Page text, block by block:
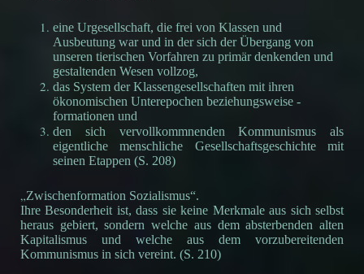
eine Urgesellschaft, die frei von Klassen und
Ausbeutung war und in der sich der Übergang von
unseren tierischen Vorfahren zu primär denkenden und
gestaltenden Wesen vollzog,
das System der Klassengesellschaften mit ihren
ökonomischen Unterepochen beziehungsweise -
formationen und
den sich vervollkommnenden Kommunismus als
eigentliche menschliche Gesellschaftsgeschichte mit
seinen Etappen (S. 208)
„Zwischenformation Sozialismus“.
Ihre Besonderheit ist, dass sie keine Merkmale aus sich selbst
heraus gebiert, sondern welche aus dem absterbenden alten
Kapitalismus und welche aus dem vorzubereitenden
Kommunismus in sich vereint. (S. 210)